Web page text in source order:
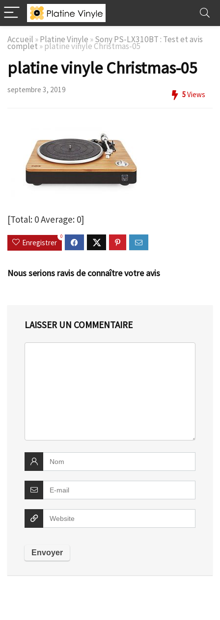
Accueil »Platine Vinyle »Sony PS-LX310BT : Test et avis
complet » platine vinyle Christmas-05
platine vinyle Christmas-05
septembre 3, 2019
5Views
[Total: 0Average: 0]
Enregistrer
0
Nous serions ravis de connaître votre avis
LAISSER UN COMMENTAIRE